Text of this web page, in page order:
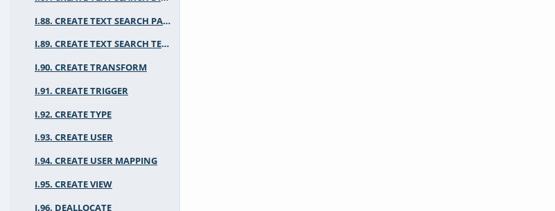
I.88. CREATE TEXT SEARCH PARSER
I.89. CREATE TEXT SEARCH TEMPLATE
I.90. CREATE TRANSFORM
I.91. CREATE TRIGGER
I.92. CREATE TYPE
I.93. CREATE USER
I.94. CREATE USER MAPPING
I.95. CREATE VIEW
I.96. DEALLOCATE